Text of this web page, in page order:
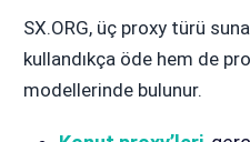
SX.ORG, üç proxy türü
kullandıkça öde hem de
modellerinde bulunur.